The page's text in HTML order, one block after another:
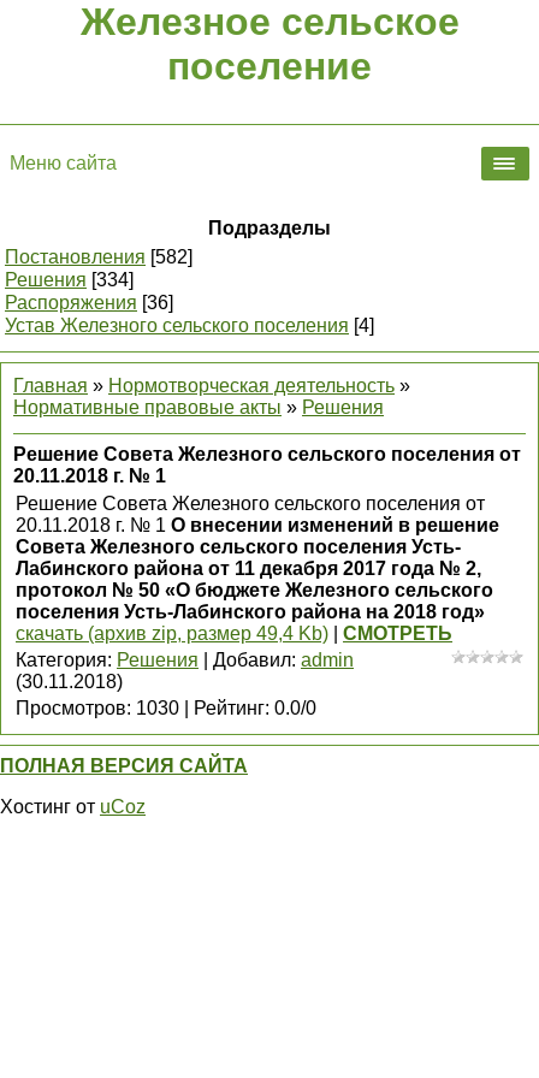
Железное сельское
поселение
Меню сайта
Подразделы
Постановления [582]
Решения [334]
Распоряжения [36]
Устав Железного сельского поселения [4]
Главная » Нормотворческая деятельность »
Нормативные правовые акты » Решения
Решение Совета Железного сельского поселения от
20.11.2018 г. № 1
Решение Совета Железного сельского поселения от
20.11.2018 г. № 1 О внесении изменений в решение
Совета Железного сельского поселения Усть-
Лабинского района от 11 декабря 2017 года № 2,
протокол № 50 «О бюджете Железного сельского
поселения Усть-Лабинского района на 2018 год»
скачать (архив zip, размер 49,4 Kb)
СМОТРЕТЬ
Категория: Решения Добавил: admin
(30.11.2018)
Просмотров: 1030 Рейтинг: 0.0/0
ПОЛНАЯ ВЕРСИЯ САЙТА
Хостинг от uCoz